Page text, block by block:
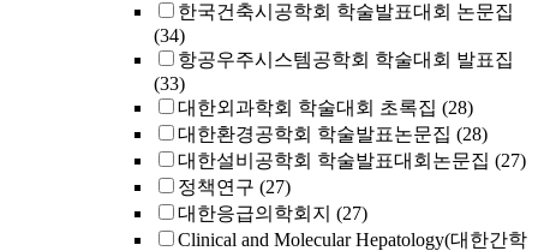
한국건축시공학회 학술발표대회 논문집
(34)
항공우주시스템공학회 학술대회 발표집
(33)
대한외과학회 학술대회 초록집 (28)
대한환경공학회 학술발표논문집 (28)
대한설비공학회 학술발표대회논문집 (27)
정책연구 (27)
대한응급의학회지 (27)
Clinical and Molecular Hepatology(대한간학